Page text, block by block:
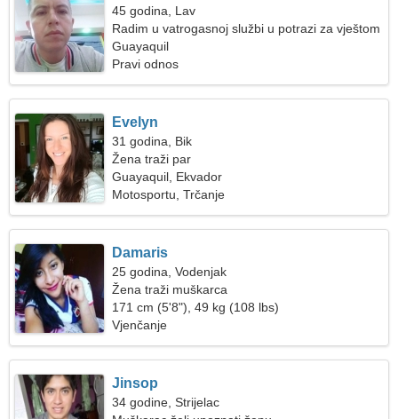
45 godina, Lav
Radim u vatrogasnoj službi u potrazi za vještom
ženom
Guayaquil
Pravi odnos
Evelyn
31 godina, Bik
Žena traži par
Guayaquil, Ekvador
Motosportu, Trčanje
Damaris
25 godina, Vodenjak
Žena traži muškarca
171 cm (5'8"), 49 kg (108 lbs)
Vjenčanje
Jinsop
34 godine, Strijelac